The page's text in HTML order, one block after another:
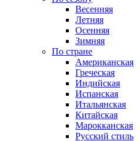
Весенняя
Летняя
Осенняя
Зимняя
По стране
Американская
Греческая
Индийская
Испанская
Итальянская
Китайская
Марокканская
Русский стиль